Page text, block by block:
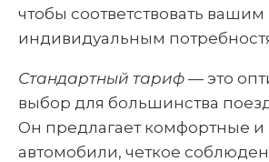
чтобы соответствовать вашим
индивидуальным
Стандартный тариф — это
выбор для большинства
Он предлагает комфортные
автомобили, четкое